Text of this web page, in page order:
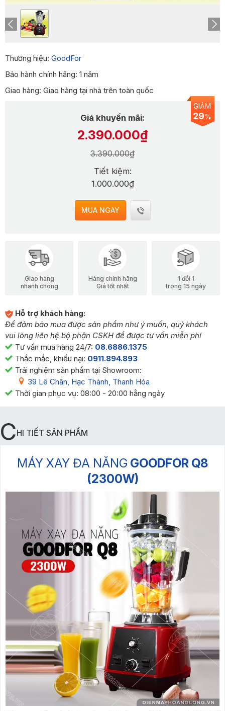
Thương hiệu: GoodFor
Bảo hành chính hãng: 1 năm
Giao hàng: Giao hàng tại nhà trên toàn quốc
Giá khuyến mãi:
2.390.000₫
3.390.000₫
Tiết kiệm:
1.000.000₫
MUA NGAY
GIẢM
29%
Giao hàng
nhanh chóng
Hàng chính hãng
Giá tốt nhất
1 đổi 1
trong 15 ngày
Hỗ trợ khách hàng:
Để đảm bảo mua được sản phẩm như ý muốn, quý khách
vui lòng liên hệ bộ phận CSKH để được tư vấn miễn phí
Tư vấn mua hàng 24/7: 08.6886.1375
Thắc mắc, khiếu nại: 0911.894.893
Trải nghiệm sản phẩm tại Showroom:
39 Lê Chân, Hạc Thành, Thanh Hóa
Thời gian phục vụ: 08:00 - 20:00 hằng ngày
CHI TIẾT SẢN PHẨM
MÁY XAY ĐA NĂNG GOODFOR Q8
(2300W)